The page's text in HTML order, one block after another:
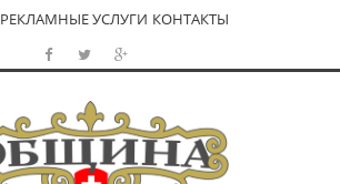
РЕКЛАМНЫЕ УСЛУГИ КОНТАКТЫ